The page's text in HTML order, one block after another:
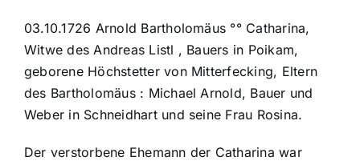
03.10.1726 Arnold Bartholomäus °° Catharina,
Witwe des Andreas Listl , Bauers in Poikam,
geborene Höchstetter von Mitterfecking, Eltern
des Bartholomäus : Michael Arnold, Bauer und
Weber in Schneidhart und seine Frau Rosina.
Der verstorbene Ehemann der Catharina war